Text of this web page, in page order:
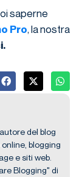
saperne
Pro, la nostra
del blog
blogging
e siti web.
Blogging" di